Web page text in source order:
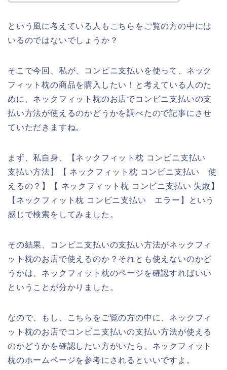
という風に考えている人もこちらをご覧の方の中には
いるのではないでしょうか？
そこで今回、私が、コンビニ支払いを使って、ネック
フィット枕の商品を購入したい！と考えている人のた
めに、ネックフィット枕のお店でコンビニ支払いの支
払い方法が使えるのかどうかを調べたので記事にさせ
ていただきますね。
まず、私自身、【ネックフィット枕 コンビニ支払い
支払い方法】【 ネックフィット枕 コンビニ支払い 使
えるの？】【 ネックフィット枕 コンビニ支払い 失敗】
【ネックフィット枕 コンビニ支払い エラー】という
感じで検索をしてみました。
その結果、コンビニ支払いの支払い方法がネックフィ
ット枕のお店で使えるのか？それとも使えないのかど
うかは、ネックフィット枕のページを確認すればいい
ということが分かりました。
なので、もし、こちらをご覧の方の中に、ネックフィ
ット枕のお店でコンビニ支払いの支払い方法が使える
のかどうかを確認したい方がいたら、ネックフィット
枕のホームページを参考にされるといいですよ。